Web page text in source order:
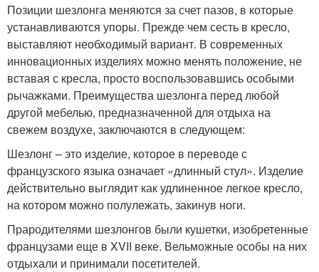
Позиции шезлонга меняются за счет пазов, в которые
устанавливаются упоры. Прежде чем сесть в кресло,
выставляют необходимый вариант. В современных
инновационных изделиях можно менять положение, не
вставая с кресла, просто воспользовавшись особыми
рычажками. Преимущества шезлонга перед любой
другой мебелью, предназначенной для отдыха на
свежем воздухе, заключаются в следующем:
Шезлонг – это изделие, которое в переводе с
французского языка означает «длинный стул». Изделие
действительно выглядит как удлиненное легкое кресло,
на котором можно полулежать, закинув ноги.
Прародителями шезлонгов были кушетки, изобретенные
французами еще в XVII веке. Вельможные особы на них
отдыхали и принимали посетителей.